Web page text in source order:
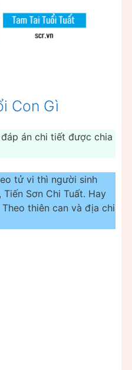
Con Gì
án chi tiết được chia
tử vi thì người sinh
Sơn Chi Tuất. Hay
thiên can và địa chi